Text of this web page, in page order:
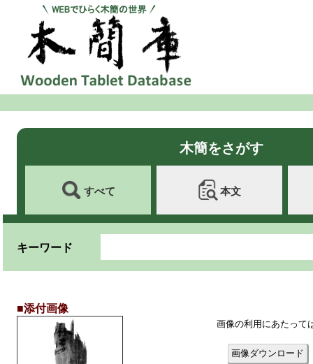
木簡をさがす
すべて 本文
キーワード
■添付画像
画像の利用にあたって
画像ダウンロード